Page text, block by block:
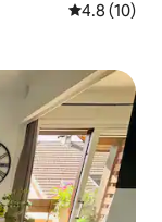
レビュー10
4.8 (10)